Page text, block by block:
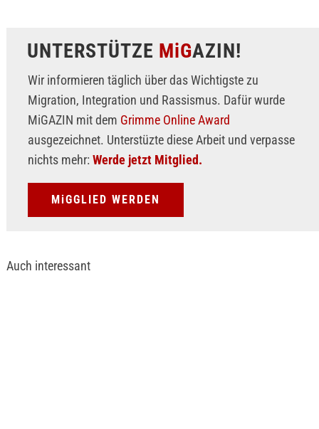
UNTERSTÜTZE MiGAZIN!
Wir informieren täglich über das Wichtigste zu
Migration, Integration und Rassismus. Dafür wurde
MiGAZIN mit dem Grimme Online Award
ausgezeichnet. Unterstüzte diese Arbeit und verpasse
nichts mehr: Werde jetzt Mitglied.
MiGGLIED WERDEN
Auch interessant